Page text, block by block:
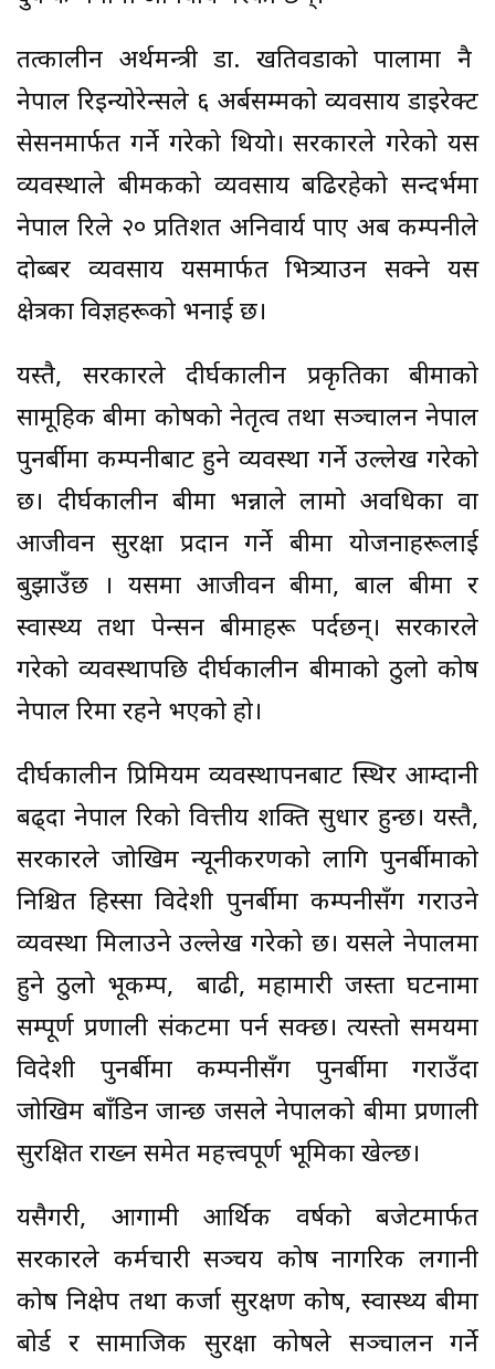
तत्कालीन अर्थमन्त्री डा. खतिवडाको पालामा नै
नेपाल रिइन्योरेन्सले ६ अर्बसम्मको व्यवसाय डाइरेक्ट
सेसनमार्फत गर्ने गरेको थियो। सरकारले गरेको यस
व्यवस्थाले बीमकको व्यवसाय बढिरहेको सन्दर्भमा
नेपाल रिले २० प्रतिशत अनिवार्य पाए अब कम्पनीले
दोब्बर व्यवसाय यसमार्फत भित्र्याउन सक्ने यस
क्षेत्रका विज्ञहरूको भनाई छ।
यस्तै, सरकारले दीर्घकालीन प्रकृतिका बीमाको
सामूहिक बीमा कोषको नेतृत्व तथा सञ्चालन नेपाल
पुनर्बीमा कम्पनीबाट हुने व्यवस्था गर्ने उल्लेख गरेको
छ। दीर्घकालीन बीमा भन्नाले लामो अवधिका वा
आजीवन सुरक्षा प्रदान गर्ने बीमा योजनाहरूलाई
बुझाउँछ । यसमा आजीवन बीमा, बाल बीमा र
स्वास्थ्य तथा पेन्सन बीमाहरू पर्दछन्। सरकारले
गरेको व्यवस्थापछि दीर्घकालीन बीमाको ठुलो कोष
नेपाल रिमा रहने भएको हो।
दीर्घकालीन प्रिमियम व्यवस्थापनबाट स्थिर आम्दानी
बढ्दा नेपाल रिको वित्तीय शक्ति सुधार हुन्छ। यस्तै,
सरकारले जोखिम न्यूनीकरणको लागि पुनर्बीमाको
निश्चित हिस्सा विदेशी पुनर्बीमा कम्पनीसँग गराउने
व्यवस्था मिलाउने उल्लेख गरेको छ। यसले नेपालमा
हुने ठुलो भूकम्प, बाढी, महामारी जस्ता घटनामा
सम्पूर्ण प्रणाली संकटमा पर्न सक्छ। त्यस्तो समयमा
विदेशी पुनर्बीमा कम्पनीसँग पुनर्बीमा गराउँदा
जोखिम बाँडिन जान्छ जसले नेपालको बीमा प्रणाली
सुरक्षित राख्न समेत महत्त्वपूर्ण भूमिका खेल्छ।
यसैगरी, आगामी आर्थिक वर्षको बजेटमार्फत
सरकारले कर्मचारी सञ्चय कोष नागरिक लगानी
कोष निक्षेप तथा कर्जा सुरक्षण कोष, स्वास्थ्य बीमा
बोर्ड र सामाजिक सुरक्षा कोषले सञ्चालन गर्ने